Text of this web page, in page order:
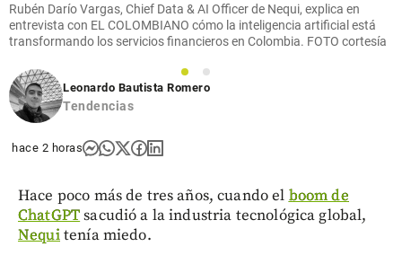
Rubén Darío Vargas, Chief Data & AI Officer de Nequi, explica en
entrevista con EL COLOMBIANO cómo la inteligencia artificial está
transformando los servicios financieros en Colombia. FOTO cortesía
1
2
Leonardo Bautista Romero
Tendencias
hace 2 horas
Hace poco más de tres años, cuando el boom de
ChatGPTsacudió a la industria tecnológica global,
Nequitenía miedo.